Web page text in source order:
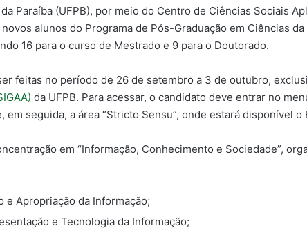
Paraíba (UFPB), por meio do Centro de Ciências Sociais
alunos do Programa de Pós-Graduação em Ciências
16 para o curso de Mestrado e 9 para o Doutorado.
feitas no período de 26 de setembro a 3 de outubro,
da UFPB. Para acessar, o candidato deve entrar no
em seguida, a área “Stricto Sensu”, onde estará disponível o
em “Informação, Conhecimento e Sociedade”,
e Apropriação da Informação;
e Tecnologia da Informação;